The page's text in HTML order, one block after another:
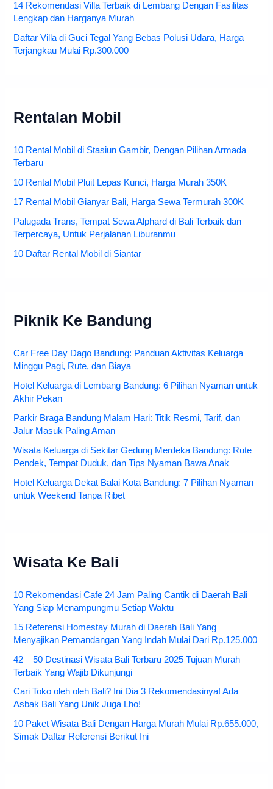
14 Rekomendasi Villa Terbaik di Lembang Dengan Fasilitas
Lengkap dan Harganya Murah
Daftar Villa di Guci Tegal Yang Bebas Polusi Udara, Harga
Terjangkau Mulai Rp.300.000
Rentalan Mobil
10 Rental Mobil di Stasiun Gambir, Dengan Pilihan Armada
Terbaru
10 Rental Mobil Pluit Lepas Kunci, Harga Murah 350K
17 Rental Mobil Gianyar Bali, Harga Sewa Termurah 300K
Palugada Trans, Tempat Sewa Alphard di Bali Terbaik dan
Terpercaya, Untuk Perjalanan Liburanmu
10 Daftar Rental Mobil di Siantar
Piknik Ke Bandung
Car Free Day Dago Bandung: Panduan Aktivitas Keluarga
Minggu Pagi, Rute, dan Biaya
Hotel Keluarga di Lembang Bandung: 6 Pilihan Nyaman untuk
Akhir Pekan
Parkir Braga Bandung Malam Hari: Titik Resmi, Tarif, dan
Jalur Masuk Paling Aman
Wisata Keluarga di Sekitar Gedung Merdeka Bandung: Rute
Pendek, Tempat Duduk, dan Tips Nyaman Bawa Anak
Hotel Keluarga Dekat Balai Kota Bandung: 7 Pilihan Nyaman
untuk Weekend Tanpa Ribet
Wisata Ke Bali
10 Rekomendasi Cafe 24 Jam Paling Cantik di Daerah Bali
Yang Siap Menampungmu Setiap Waktu
15 Referensi Homestay Murah di Daerah Bali Yang
Menyajikan Pemandangan Yang Indah Mulai Dari Rp.125.000
42 – 50 Destinasi Wisata Bali Terbaru 2025 Tujuan Murah
Terbaik Yang Wajib Dikunjungi
Cari Toko oleh oleh Bali? Ini Dia 3 Rekomendasinya! Ada
Asbak Bali Yang Unik Juga Lho!
10 Paket Wisata Bali Dengan Harga Murah Mulai Rp.655.000,
Simak Daftar Referensi Berikut Ini